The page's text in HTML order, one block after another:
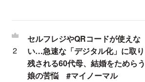
セルフレジやQRコードが使えな
い…急速な「デジタル化」に取り
残される60代母、結婚をためらう
娘の苦悩 #マイノーマル